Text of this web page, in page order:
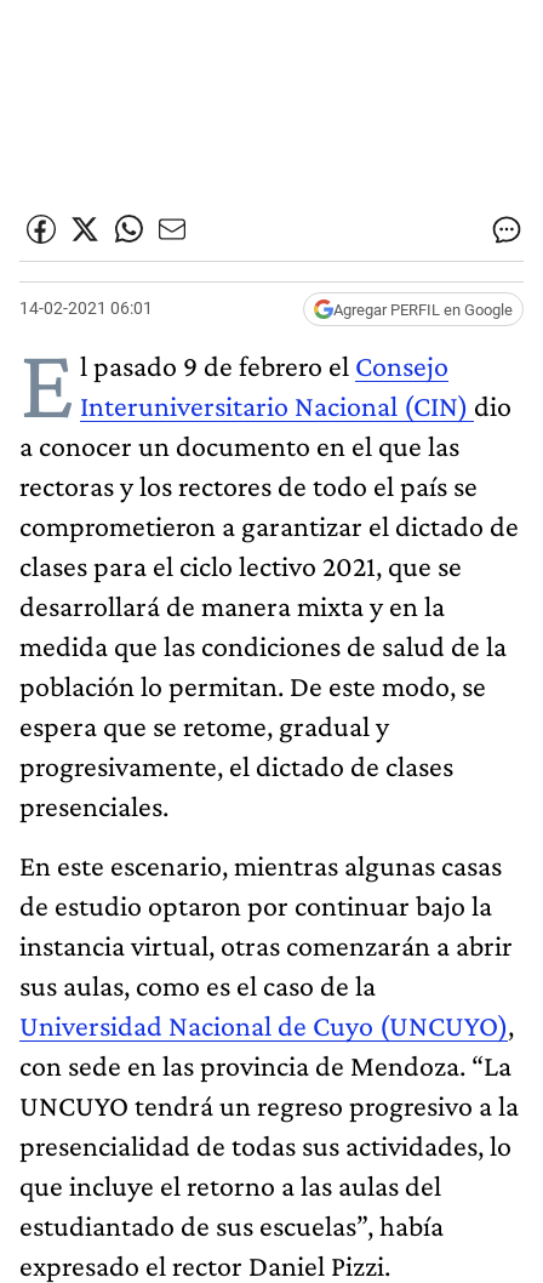
14-02-2021 06:01 Agregar PERFIL en Google
E l pasado 9 de febrero el Consejo
Interuniversitario Nacional (CIN) dio
a conocer un documento en el que las
rectoras y los rectores de todo el país se
comprometieron a garantizar el dictado de
clases para el ciclo lectivo 2021, que se
desarrollará de manera mixta y en la
medida que las condiciones de salud de la
población lo permitan. De este modo, se
espera que se retome, gradual y
progresivamente, el dictado de clases
presenciales.
En este escenario, mientras algunas casas
de estudio optaron por continuar bajo la
instancia virtual, otras comenzarán a abrir
sus aulas, como es el caso de la
Universidad Nacional de Cuyo (UNCUYO),
con sede en las provincia de Mendoza. “La
UNCUYO tendrá un regreso progresivo a la
presencialidad de todas sus actividades, lo
que incluye el retorno a las aulas del
estudiantado de sus escuelas”, había
expresado el rector Daniel Pizzi.